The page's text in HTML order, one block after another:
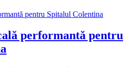
performantă pentru